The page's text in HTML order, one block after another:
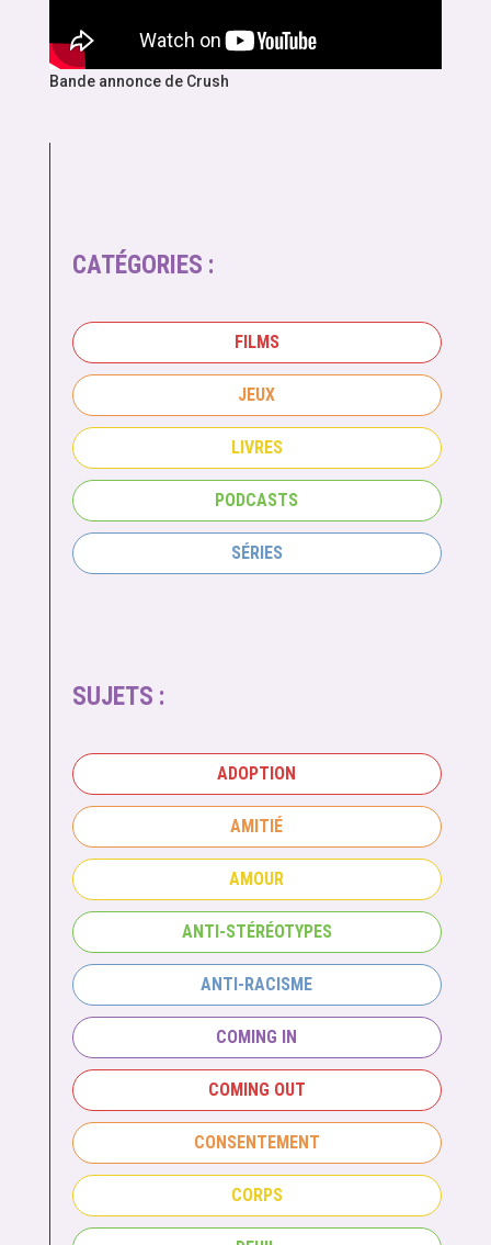
Bande annonce de Crush
CATÉGORIES :
FILMS
JEUX
LIVRES
PODCASTS
SÉRIES
SUJETS :
ADOPTION
AMITIÉ
AMOUR
ANTI-STÉRÉOTYPES
ANTI-RACISME
COMING IN
COMING OUT
CONSENTEMENT
CORPS